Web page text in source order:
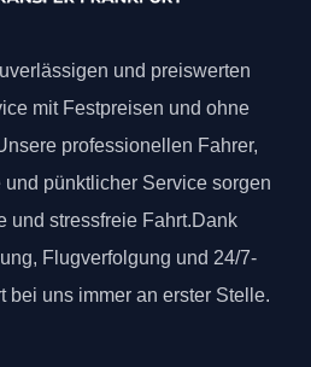
und preiswerten
mit Festpreisen und ohne
professionellen Fahrer,
pünktlicher Service sorgen
und stressfreie Fahrt.Dank
Flugverfolgung und 24/7-
bei uns immer an erster Stelle.